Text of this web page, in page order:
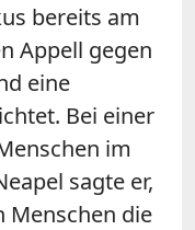
bereits am
Appell gegen
eine
Bei einer
im
sagte er,
Menschen die